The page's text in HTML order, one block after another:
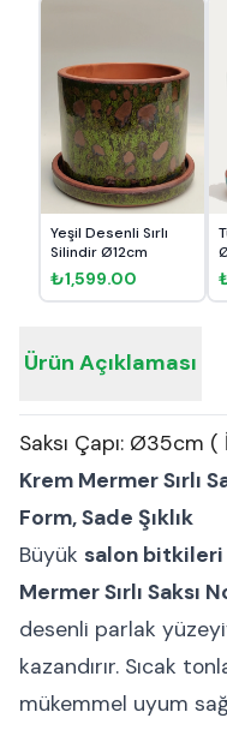
Yeşil Desenli Sırlı
Silindir Ø12cm
₺1,599.00
Ürün Açıklaması
Saksı Çapı: Ø35cm
Krem Mermer Sırlı
Form, Sade Şıklık
Büyük salon bitkileri
Mermer Sırlı Saksı
desenli parlak
kazandırır. Sıcak
mükemmel uyum